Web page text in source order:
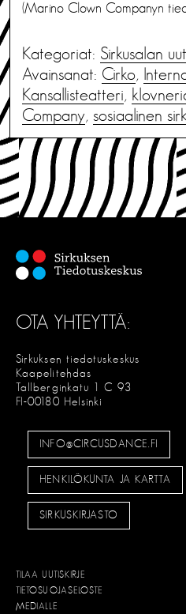
(Marino Clown Companyn
Kategoriat: Sirkusalan
Avainsanat: Cirko,
Kansallisteatteri,
Company, sosiaalinen
OTA YHTEYTTÄ:
Sirkuksen tiedotuskeskus
Kaapelitehdas
Tallberginkatu 1 C 93
FI-00180 Helsinki
INFO@CIRCUSDANCE.FI
HENKILÖKUNTA JA KARTTA
SIRKUSKIRJASTO
TILAA UUTISKIRJE
TIETOSUOJASELOSTE
MEDIALLE